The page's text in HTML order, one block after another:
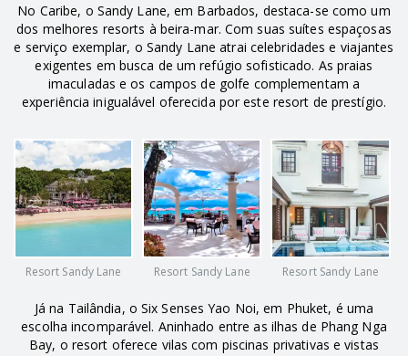
No Caribe, o Sandy Lane, em Barbados, destaca-se como um
dos melhores resorts à beira-mar. Com suas suítes espaçosas
e serviço exemplar, o Sandy Lane atrai celebridades e viajantes
exigentes em busca de um refúgio sofisticado. As praias
imaculadas e os campos de golfe complementam a
experiência inigualável oferecida por este resort de prestígio.
Resort Sandy Lane Resort Sandy Lane Resort Sandy Lane
Já na Tailândia, o Six Senses Yao Noi, em Phuket, é uma
escolha incomparável. Aninhado entre as ilhas de Phang Nga
Bay, o resort oferece vilas com piscinas privativas e vistas